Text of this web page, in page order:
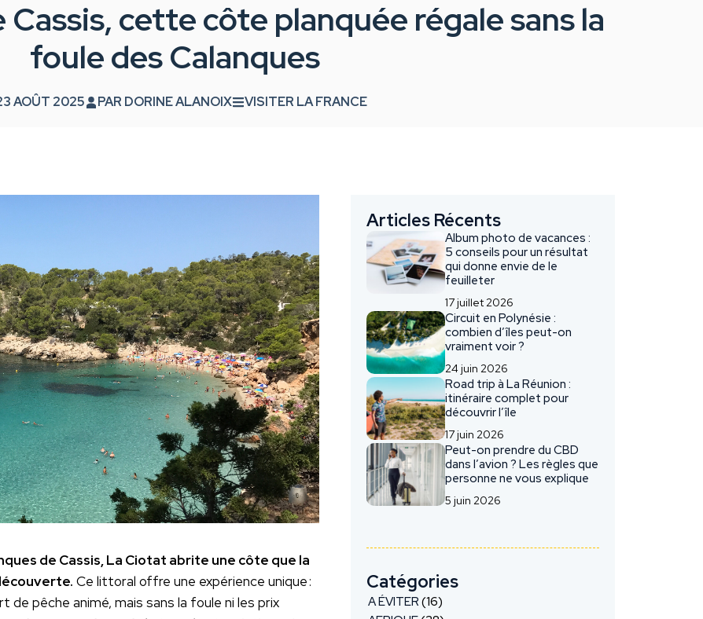
cette côte planquée régale sans la
foule des Calanques
AOÛT 2025 PAR DORINE ALANOIX VISITER LA FRANCE
de Cassis, La Ciotat abrite une côte que la
Ce littoral offre une expérience unique :
pêche animé, mais sans la foule ni les prix
Articles Récents
Album photo de vacances :
5 conseils pour un résultat
qui donne envie de le
feuilleter
17 juillet 2026
Circuit en Polynésie :
combien d’îles peut-on
vraiment voir ?
24 juin 2026
Road trip à La Réunion :
itinéraire complet pour
découvrir l’île
17 juin 2026
Peut-on prendre du CBD
dans l’avion ? Les règles que
personne ne vous explique
5 juin 2026
Catégories
A ÉVITER (16)